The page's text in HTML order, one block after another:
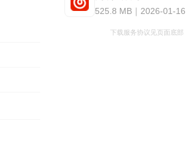
525.8 MB｜2026-01-16
下载服务协议见页面底部